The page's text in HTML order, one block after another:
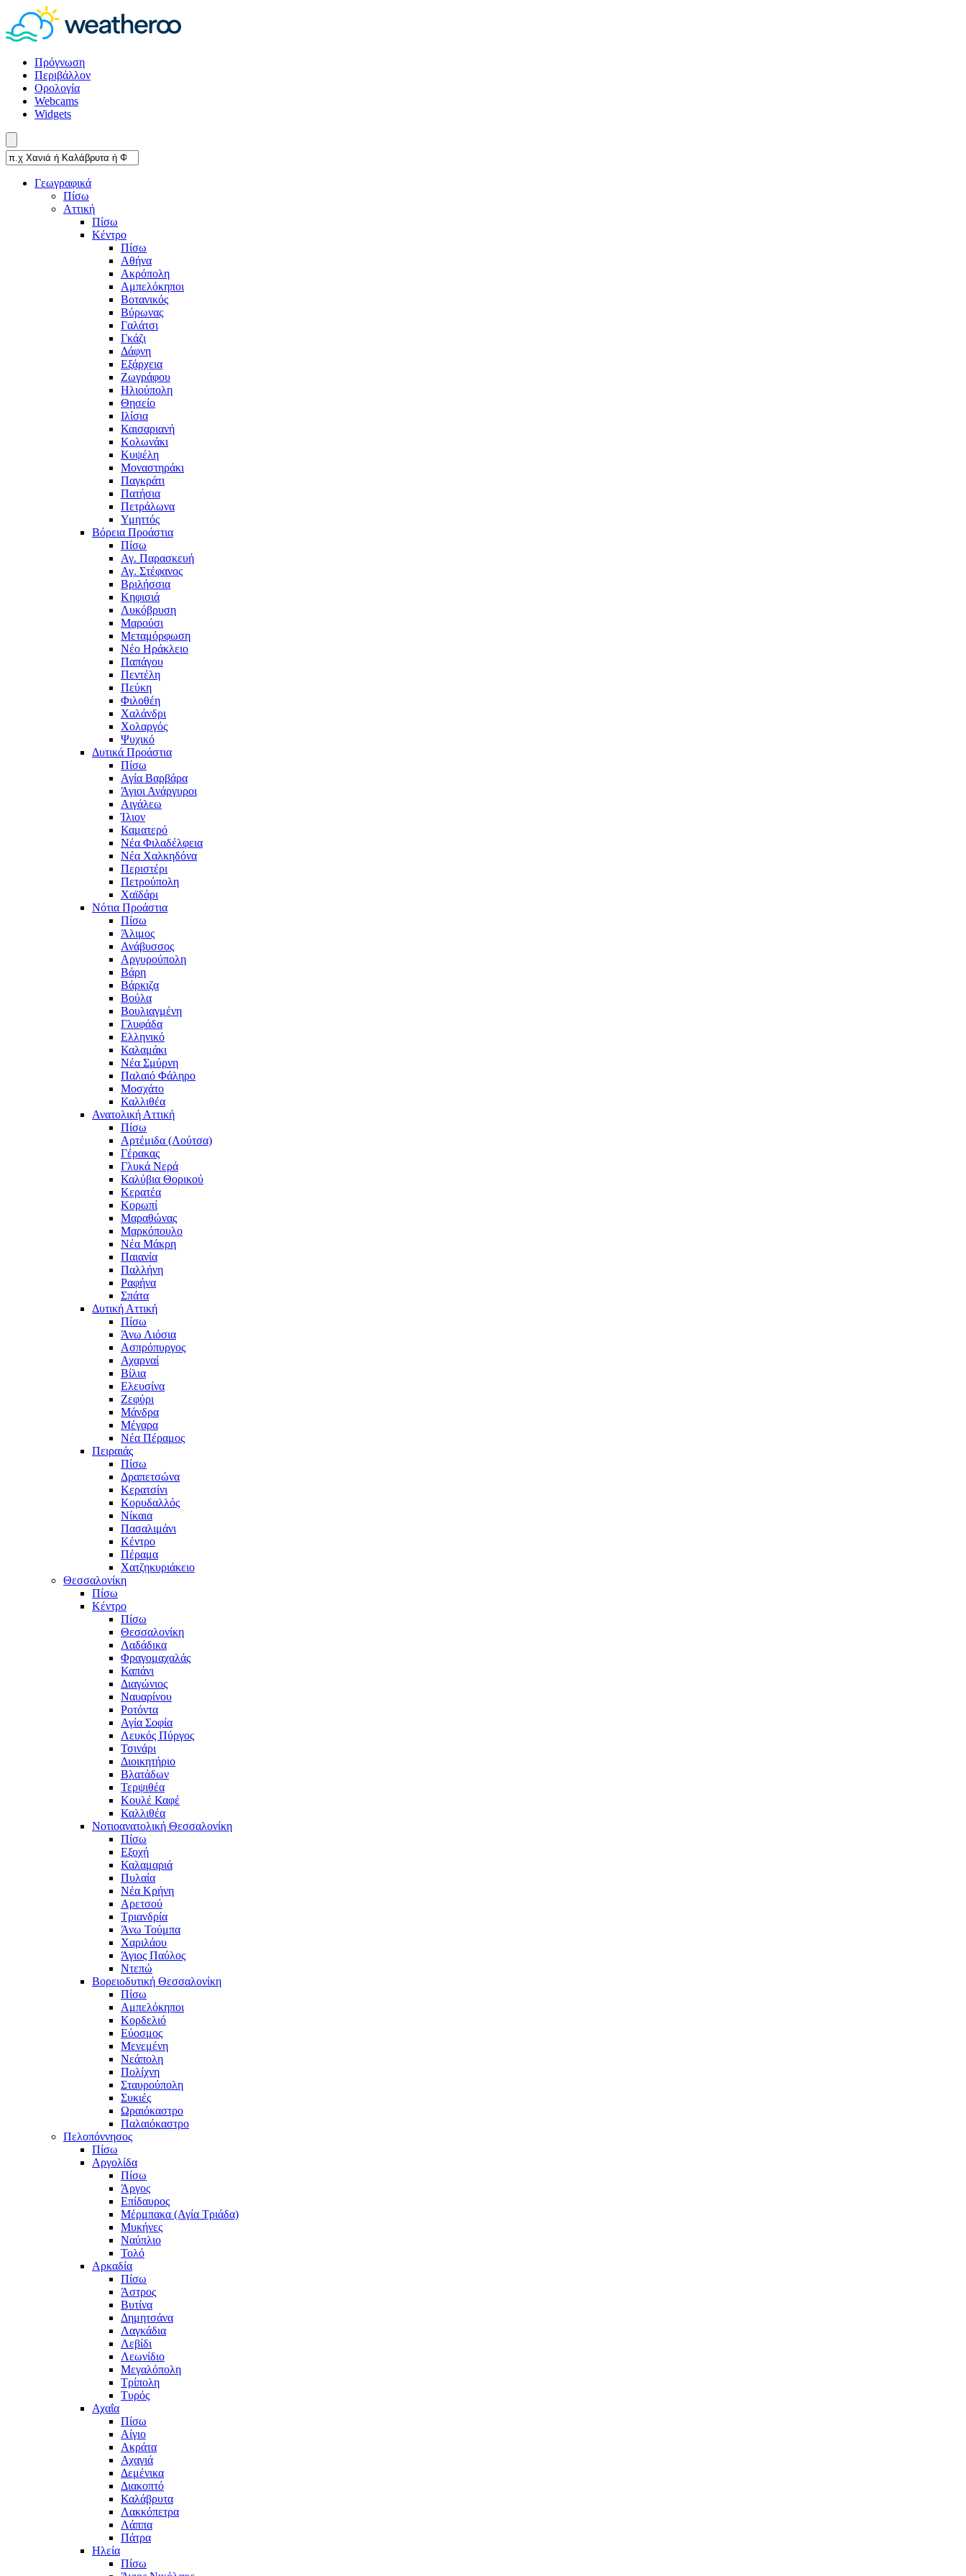
Πρόγνωση
Περιβάλλον
Ορολογία
Webcams
Widgets
Γεωγραφικά
Πίσω
Αττική
Πίσω
Κέντρο
Πίσω
Αθήνα
Ακρόπολη
Αμπελόκηποι
Βοτανικός
Βύρωνας
Γαλάτσι
Γκάζι
Δάφνη
Εξάρχεια
Ζωγράφου
Ηλιούπολη
Θησείο
Ιλίσια
Καισαριανή
Κολωνάκι
Κυψέλη
Μοναστηράκι
Παγκράτι
Πατήσια
Πετράλωνα
Υμηττός
Βόρεια Προάστια
Πίσω
Αγ. Παρασκευή
Αγ. Στέφανος
Βριλήσσια
Κηφισιά
Λυκόβρυση
Μαρούσι
Μεταμόρφωση
Νέο Ηράκλειο
Παπάγου
Πεντέλη
Πεύκη
Φιλοθέη
Χαλάνδρι
Χολαργός
Ψυχικό
Δυτικά Προάστια
Πίσω
Αγία Βαρβάρα
Άγιοι Ανάργυροι
Αιγάλεω
Ίλιον
Καματερό
Νέα Φιλαδέλφεια
Νέα Χαλκηδόνα
Περιστέρι
Πετρούπολη
Χαϊδάρι
Νότια Προάστια
Πίσω
Άλιμος
Ανάβυσσος
Αργυρούπολη
Βάρη
Βάρκιζα
Βούλα
Βουλιαγμένη
Γλυφάδα
Ελληνικό
Καλαμάκι
Νέα Σμύρνη
Παλαιό Φάληρο
Μοσχάτο
Καλλιθέα
Ανατολική Αττική
Πίσω
Αρτέμιδα (Λούτσα)
Γέρακας
Γλυκά Νερά
Καλύβια Θορικού
Κερατέα
Κορωπί
Μαραθώνας
Μαρκόπουλο
Νέα Μάκρη
Παιανία
Παλλήνη
Ραφήνα
Σπάτα
Δυτική Αττική
Πίσω
Άνω Λιόσια
Ασπρόπυργος
Αχαρναί
Βίλια
Ελευσίνα
Ζεφύρι
Μάνδρα
Μέγαρα
Νέα Πέραμος
Πειραιάς
Πίσω
Δραπετσώνα
Κερατσίνι
Κορυδαλλός
Νίκαια
Πασαλιμάνι
Κέντρο
Πέραμα
Χατζηκυριάκειο
Θεσσαλονίκη
Πίσω
Κέντρο
Πίσω
Θεσσαλονίκη
Λαδάδικα
Φραγομαχαλάς
Καπάνι
Διαγώνιος
Ναυαρίνου
Ροτόντα
Αγία Σοφία
Λευκός Πύργος
Τσινάρι
Διοικητήριο
Βλατάδων
Τερψιθέα
Κουλέ Καφέ
Καλλιθέα
Νοτιοανατολική Θεσσαλονίκη
Πίσω
Εξοχή
Καλαμαριά
Πυλαία
Νέα Κρήνη
Αρετσού
Τριανδρία
Άνω Τούμπα
Χαριλάου
Άγιος Παύλος
Ντεπώ
Βορειοδυτική Θεσσαλονίκη
Πίσω
Αμπελόκηποι
Κορδελιό
Εύοσμος
Μενεμένη
Νεάπολη
Πολίχνη
Σταυρούπολη
Συκιές
Ωραιόκαστρο
Παλαιόκαστρο
Πελοπόννησος
Πίσω
Αργολίδα
Πίσω
Άργος
Επίδαυρος
Μέρμπακα (Αγία Τριάδα)
Μυκήνες
Ναύπλιο
Τολό
Αρκαδία
Πίσω
Άστρος
Βυτίνα
Δημητσάνα
Λαγκάδια
Λεβίδι
Λεωνίδιο
Μεγαλόπολη
Τρίπολη
Τυρός
Αχαΐα
Πίσω
Αίγιο
Ακράτα
Αχαγιά
Δεμένικα
Διακοπτό
Καλάβρυτα
Λακκόπετρα
Λάππα
Πάτρα
Ηλεία
Πίσω